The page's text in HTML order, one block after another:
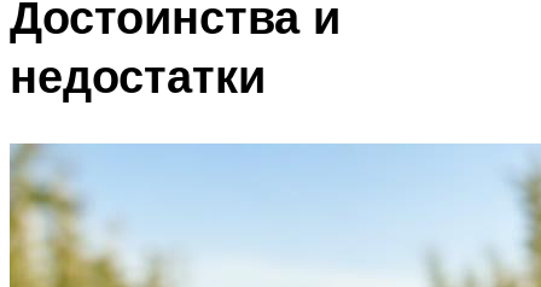
Достоинства и
недостатки